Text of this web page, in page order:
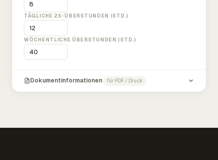
TÄGLICHE 2X-ÜBERSTUNDEN (STD.)
WÖCHENTLICHE ÜBERSTUNDEN (STD.)
Dokumentinformationen für PDF / Druck